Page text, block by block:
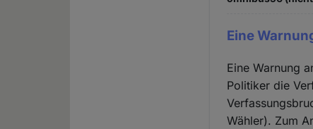
Eine
Eine Warnung
Politiker die
Wähler). Zum